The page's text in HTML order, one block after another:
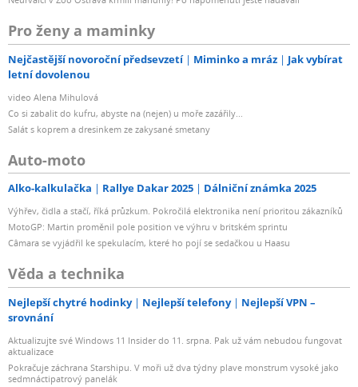
Pro ženy a maminky
Nejčastější novoroční předsevzetí Miminko a mráz
Jak vybírat
letní dovolenou
video Alena Mihulová
Co si zabalit do kufru, abyste na (nejen) u moře zazářily...
Salát s koprem a dresinkem ze zakysané smetany
Auto-moto
Alko-kalkulačka Rallye Dakar 2025 Dálniční známka 2025
Výhřev, čidla a stačí, říká průzkum. Pokročilá elektronika není prioritou zákazníků
MotoGP: Martin proměnil pole position ve výhru v britském sprintu
Câmara se vyjádřil ke spekulacím, které ho pojí se sedačkou u Haasu
Věda a technika
Nejlepší chytré hodinky Nejlepší telefony
Nejlepší VPN –
srovnání
Aktualizujte své Windows 11 Insider do 11. srpna. Pak už vám nebudou fungovat
aktualizace
Pokračuje záchrana Starshipu. V moři už dva týdny plave monstrum vysoké jako
sedmnáctipatrový panelák